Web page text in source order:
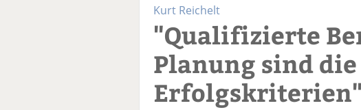
Kurt Reichelt
"Qualifizierte
Planung sind die
Erfolgskriterien"